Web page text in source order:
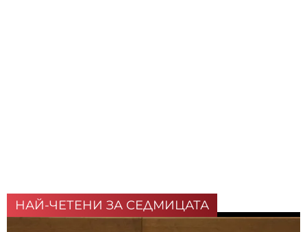
НАЙ-ЧЕТЕНИ ЗА СЕДМИЦАТА